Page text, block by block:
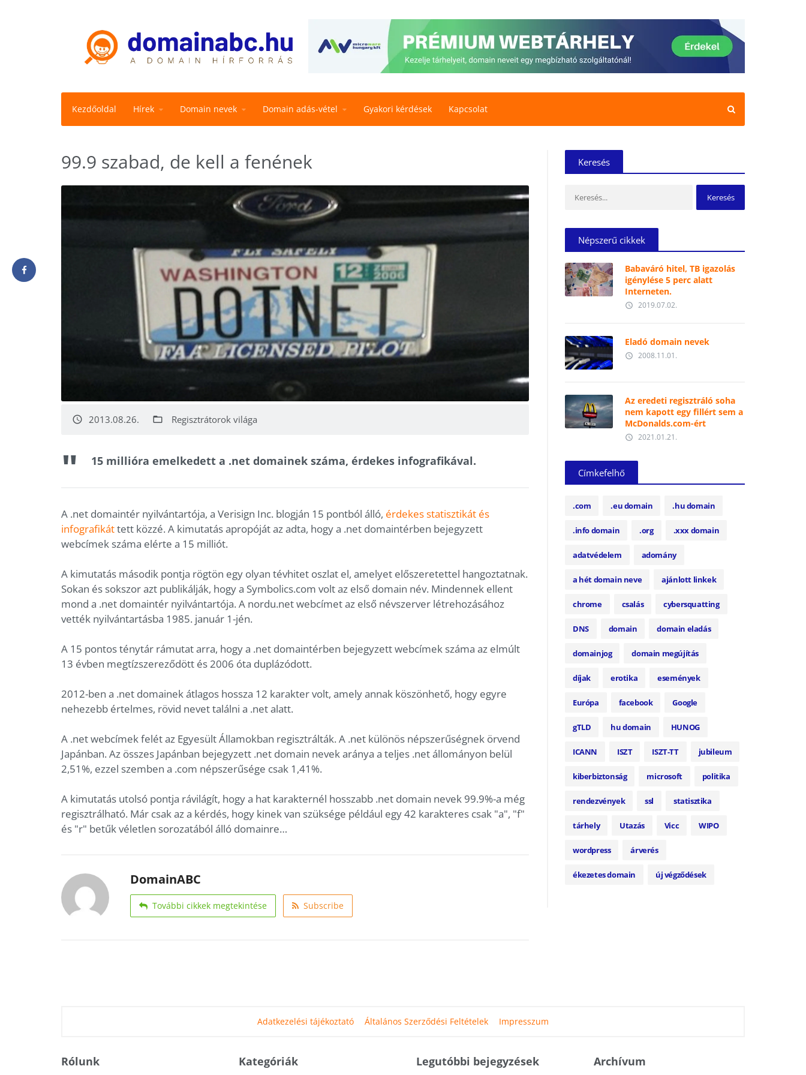
Kezdőoldal Hírek Domain nevek Domain adás-vétel Gyakori kérdések Kapcsolat
99.9 szabad, de kell a fenének
access_time 2013.08.26. folder_open Regisztrátorok világa
15 millióra emelkedett a .net domainek száma, érdekes infografikával.
A .net domaintér nyilvántartója, a Verisign Inc. blogján 15 pontból álló, érdekes statisztikát és
infografikáttett közzé. A kimutatás apropóját az adta, hogy a .net domaintérben bejegyzett
webcímek száma elérte a 15 milliót.
A kimutatás második pontja rögtön egy olyan tévhitet oszlat el, amelyet előszeretettel hangoztatnak.
Sokan és sokszor azt publikálják, hogy a Symbolics.com volt az első domain név. Mindennek ellent
mond a .net domaintér nyilvántartója. A nordu.net webcímet az első névszerver létrehozásához
vették nyilvántartásba 1985. január 1-jén.
A 15 pontos ténytár rámutat arra, hogy a .net domaintérben bejegyzett webcímek száma az elmúlt
13 évben megtízszereződött és 2006 óta duplázódott.
2012-ben a .net domainek átlagos hossza 12 karakter volt, amely annak köszönhető, hogy egyre
nehezebb értelmes, rövid nevet találni a .net alatt.
A .net webcímek felét az Egyesült Államokban regisztrálták. A .net különös népszerűségnek örvend
Japánban. Az összes Japánban bejegyzett .net domain nevek aránya a teljes .net állományon belül
2,51%, ezzel szemben a .com népszerűsége csak 1,41%.
A kimutatás utolsó pontja rávilágít, hogy a hat karakternél hosszabb .net domain nevek 99.9%-a még
regisztrálható. Már csak az a kérdés, hogy kinek van szüksége például egy 42 karakteres csak "a", "f"
és "r" betűk véletlen sorozatából álló domainre…
DomainABC
További cikkek megtekintése Subscribe
Keresés
Népszerű cikkek
Babaváró hitel, TB igazolás
igénylése 5 perc alatt
Interneten.
access_time 2019.07.02.
Eladó domain nevek
access_time 2008.11.01.
Az eredeti regisztráló soha
nem kapott egy fillért sem a
McDonalds.com-ért
access_time 2021.01.21.
Címkefelhő
.com .eu domain .hu domain
.info domain .org .xxx domain
adatvédelem adomány
a hét domain neve ajánlott linkek
chrome csalás cybersquatting
DNS domain domain eladás
domainjog domain megújítás
díjak erotika események
Európa facebook Google
gTLD hu domain HUNOG
ICANN ISZT ISZT-TT jubileum
kiberbiztonság microsoft politika
rendezvények ssl statisztika
tárhely Utazás Vicc WIPO
wordpress árverés
ékezetes domain új végződések
Adatkezelési tájékoztató Általános Szerződési Feltételek Impresszum
Rólunk Kategóriák Legutóbbi bejegyzések ArchívumArchívum